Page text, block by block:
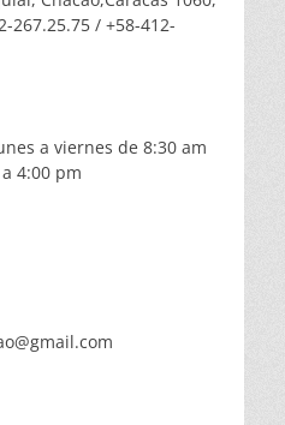
267.25.75 / +58-412-
a viernes de 8:30 am
4:00 pm